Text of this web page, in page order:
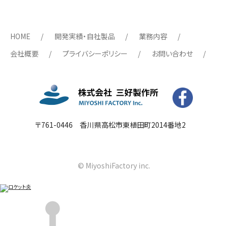
HOME 開発実績・自社製品
業務内容
会社概要
プライバシーポリシー お問い合わせ
〒761-0446 香川県高松市東植田町2014番地2
© MiyoshiFactory inc.